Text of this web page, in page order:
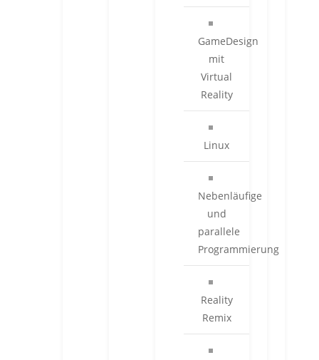
GameDesign
mit
Virtual
Reality
Linux
Nebenläufige
und
parallele
Programmierung
Reality
Remix